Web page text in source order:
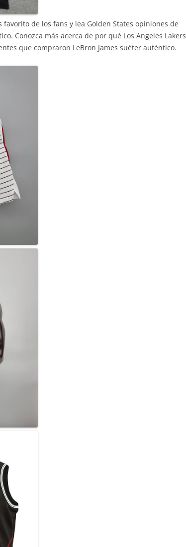
de los fans y lea Golden States opiniones de
Conozca más acerca de por qué Los Angeles Lakers
que compraron LeBron James suéter auténtico.